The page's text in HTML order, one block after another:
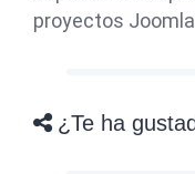
proyectos
¿Te ha